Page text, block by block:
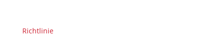
Richtlinie